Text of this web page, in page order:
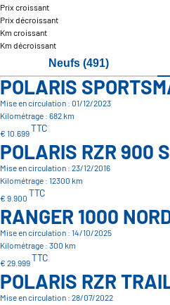
Prix croissant
Prix décroissant
Km croissant
Km décroissant
Neufs (491)
POLARIS
Mise en circulation : 01/12/2023
Kilométrage : 682 km
€ 10.699TTC
POLARIS RZR 900 S
Mise en circulation : 23/12/2016
Kilométrage : 12300 km
€ 9.900 TTC
RANGER 1000
Mise en circulation : 14/10/2025
Kilométrage : 300 km
€ 29.999TTC
POLARIS RZR
Mise en circulation : 28/07/2022